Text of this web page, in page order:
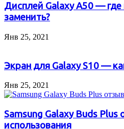
Дисплей Galaxy A50 — где
заменить?
Янв 25, 2021
Экран для Galaxy S10 —
Янв 25, 2021
Samsung Galaxy Buds Plus
использования